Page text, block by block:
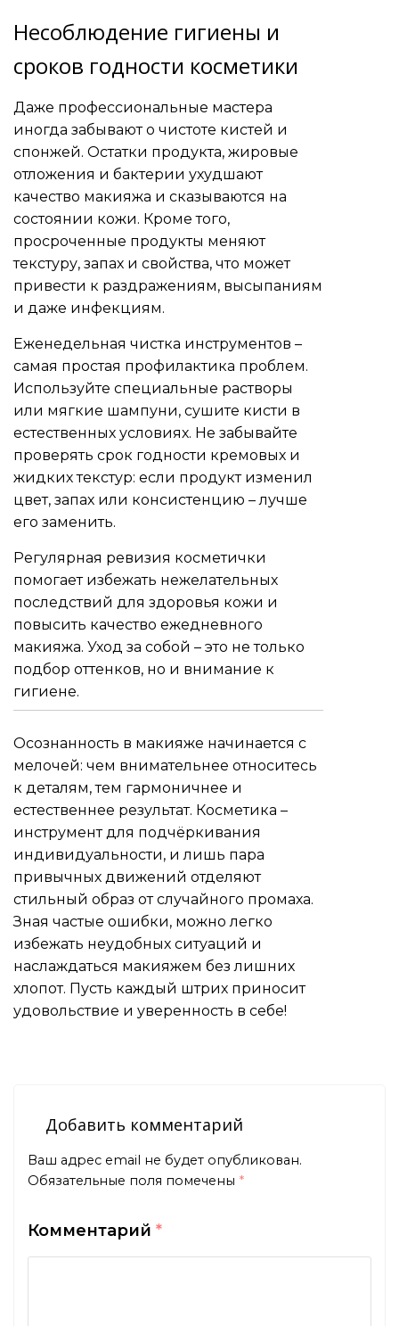
Несоблюдение гигиены и
сроков годности косметики
Даже профессиональные мастера
иногда забывают о чистоте кистей и
спонжей. Остатки продукта, жировые
отложения и бактерии ухудшают
качество макияжа и сказываются на
состоянии кожи. Кроме того,
просроченные продукты меняют
текстуру, запах и свойства, что может
привести к раздражениям, высыпаниям
и даже инфекциям.
Еженедельная чистка инструментов –
самая простая профилактика проблем.
Используйте специальные растворы
или мягкие шампуни, сушите кисти в
естественных условиях. Не забывайте
проверять срок годности кремовых и
жидких текстур: если продукт изменил
цвет, запах или консистенцию – лучше
его заменить.
Регулярная ревизия косметички
помогает избежать нежелательных
последствий для здоровья кожи и
повысить качество ежедневного
макияжа. Уход за собой – это не только
подбор оттенков, но и внимание к
гигиене.
Осознанность в макияже начинается с
мелочей: чем внимательнее относитесь
к деталям, тем гармоничнее и
естественнее результат. Косметика –
инструмент для подчёркивания
индивидуальности, и лишь пара
привычных движений отделяют
стильный образ от случайного промаха.
Зная частые ошибки, можно легко
избежать неудобных ситуаций и
наслаждаться макияжем без лишних
хлопот. Пусть каждый штрих приносит
удовольствие и уверенность в себе!
Добавить комментарий
Ваш адрес email не будет опубликован.
Обязательные поля помечены *
Комментарий *